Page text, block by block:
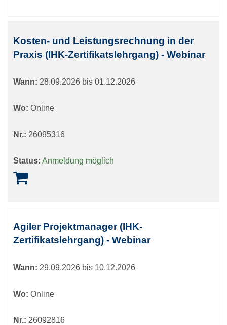
Kosten- und Leistungsrechnung in der
Praxis (IHK-Zertifikatslehrgang) - Webinar
Wann: 28.09.2026 bis 01.12.2026
Wo: Online
Nr.: 26095316
Status: Anmeldung möglich
Agiler Projektmanager (IHK-
Zertifikatslehrgang) - Webinar
Wann: 29.09.2026 bis 10.12.2026
Wo: Online
Nr.: 26092816